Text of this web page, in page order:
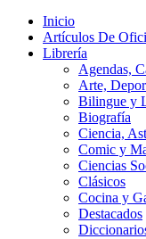
Inicio
Artículos De
Librería
Agendas,
Arte,
Bilingue y
Biografía
Ciencia,
Comic y
Ciencias
Clásicos
Cocina y
Destacados